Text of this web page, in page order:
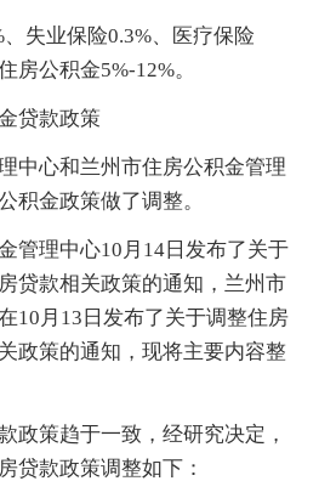
失业保险0.3%、医疗保险
房公积金5%-12%。
贷款政策
心和兰州市住房公积金管理
积金政策做了调整。
理中心10月14日发布了关于
贷款相关政策的通知，兰州市
10月13日发布了关于调整住房
政策的通知，现将主要内容整
策趋于一致，经研究决定，
贷款政策调整如下：